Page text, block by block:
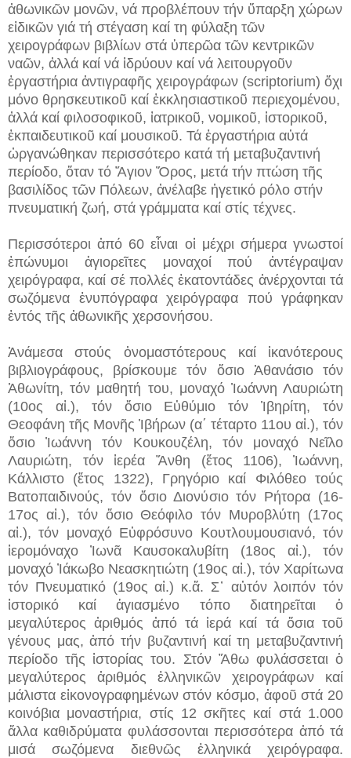
ἀθωνικῶν μονῶν, νά προβλέπουν τήν ὕπαρξη χώρων
εἰδικῶν γιά τή στέγαση καί τη φύλαξη τῶν
χειρογράφων βιβλίων στά ὑπερῶα τῶν κεντρικῶν
ναῶν, ἀλλά καί νά ἱδρύουν καί νά λειτουργοῦν
ἐργαστήρια ἀντιγραφῆς χειρογράφων (scriptorium) ὄχι
μόνο θρησκευτικοῦ καί ἐκκλησιαστικοῦ περιεχομένου,
ἀλλά καί φιλοσοφικοῦ, ἰατρικοῦ, νομικοῦ, ἱστορικοῦ,
ἐκπαιδευτικοῦ καί μουσικοῦ. Τά ἐργαστήρια αὐτά
ὠργανώθηκαν περισσότερο κατά τή μεταβυζαντινή
περίοδο, ὅταν τό Ἅγιον Ὄρος, μετά τήν πτώση τῆς
βασιλίδος τῶν Πόλεων, ἀνέλαβε ἡγετικό ρόλο στήν
πνευματική ζωή, στά γράμματα καί στίς τέχνες.
Περισσότεροι ἀπό 60 εἶναι οἱ μέχρι σήμερα γνωστοί
ἐπώνυμοι ἁγιορεῖτες μοναχοί πού ἀντέγραψαν
χειρόγραφα, καί σέ πολλές ἑκατοντάδες ἀνέρχονται τά
σωζόμενα ἐνυπόγραφα χειρόγραφα πού γράφηκαν
ἐντός τῆς ἀθωνικῆς χερσονήσου.
Ἀνάμεσα στούς ὀνομαστότερους καί ἱκανότερους
βιβλιογράφους, βρίσκουμε τόν ὅσιο Ἀθανάσιο τόν
Ἀθωνίτη, τόν μαθητή του, μοναχό Ἰωάννη Λαυριώτη
(10ος αἰ.), τόν ὅσιο Εὐθύμιο τόν Ἰβηρίτη, τόν
Θεοφάνη τῆς Μονῆς Ἰβήρων (α΄ τέταρτο 11ου αἰ.), τόν
ὅσιο Ἰωάννη τόν Κουκουζέλη, τόν μοναχό Νεῖλο
Λαυριώτη, τόν ἱερέα Ἄνθη (ἔτος 1106), Ἰωάννη,
Κάλλιστο (ἔτος 1322), Γρηγόριο καί Φιλόθεο τούς
Βατοπαιδινούς, τόν ὅσιο Διονύσιο τόν Ρήτορα (16-
17ος αἰ.), τόν ὅσιο Θεόφιλο τόν Μυροβλύτη (17ος
αἰ.), τόν μοναχό Εὐφρόσυνο Κουτλουμουσιανό, τόν
ἱερομόναχο Ἰωνᾶ Καυσοκαλυβίτη (18ος αἰ.), τόν
μοναχό Ἰάκωβο Νεασκητιώτη (19ος αἰ.), τόν Χαρίτωνα
τόν Πνευματικό (19ος αἰ.) κ.ἄ. Σ᾿ αὐτόν λοιπόν τόν
ἱστορικό καί ἁγιασμένο τόπο διατηρεῖται ὁ
μεγαλύτερος ἀριθμός ἀπό τά ἱερά καί τά ὅσια τοῦ
γένους μας, ἀπό τήν βυζαντινή καί τη μεταβυζαντινή
περίοδο τῆς ἱστορίας του. Στόν Ἄθω φυλάσσεται ὁ
μεγαλύτερος ἀριθμός ἑλληνικῶν χειρογράφων καί
μάλιστα εἰκονογραφημένων στόν κόσμο, ἀφοῦ στά 20
κοινόβια μοναστήρια, στίς 12 σκῆτες καί στά 1.000
ἄλλα καθιδρύματα φυλάσσονται περισσότερα ἀπό τά
μισά σωζόμενα διεθνῶς ἑλληνικά χειρόγραφα.